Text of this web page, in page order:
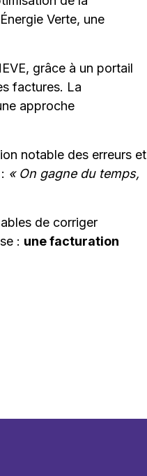
Verte, une
grâce à un portail
factures. La
approche
notable des erreurs et
« On gagne du temps,
de corriger
: une facturation